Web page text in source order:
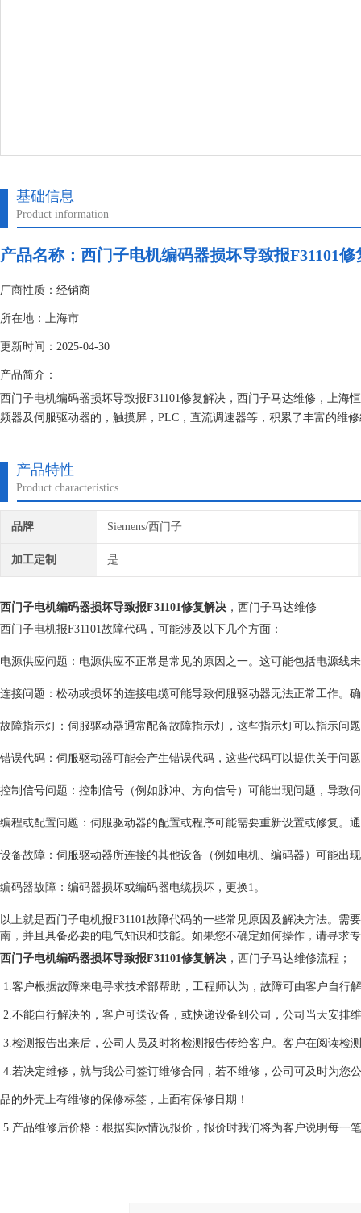
基础信息
Product information
产品名称： 西门子电机编码器损坏导致报F31101修
厂商性质：经销商
所在地：上海市
更新时间：2025-04-30
产品简介：
西门子电机编码器损坏导致报F31101修复解决，西门子马达维修，上
频器及伺服驱动器的，触摸屏，PLC，直流调速器等，积累了丰富的维
产品特性
Product characteristics
品牌 Siemens/西门子
加工定制 是
西门子电机编码器损坏导致报F31101修复解决 ，西门子马达维修
西门子电机报F31101故障代码，可能涉及以下几个方面：
电源供应问题：电源供应不正常是常见的原因之一。这可能包括电源线
连接问题：松动或损坏的连接电缆可能导致伺服驱动器无法正常工作。
故障指示灯：伺服驱动器通常配备故障指示灯，这些指示灯可以指示问
错误代码：伺服驱动器可能会产生错误代码，这些代码可以提供关于问
控制信号问题：控制信号（例如脉冲、方向信号）可能出现问题，导致
编程或配置问题：伺服驱动器的配置或程序可能需要重新设置或修复。
设备故障：伺服驱动器所连接的其他设备（例如电机、编码器）可能出
编码器故障：编码器损坏或编码器电缆损坏，更换1。
以上就是西门子电机报F31101故障代码的一些常见原因及解决方法。
南，并且具备必要的电气知识和技能。如果您不确定如何操作，请寻求
西门子电机编码器损坏导致报F31101修复解决 ，西门子马达维修流程；
1.客户根据故障来电寻求技术部帮助，工程师认为，故障可由客户自行
2.不能自行解决的，客户可送设备，或快递设备到公司，公司当天安排
3.检测报告出来后，公司人员及时将检测报告传给客户。客户在阅读检
4.若决定维修，就与我公司签订维修合同，若不维修，公司可及时为
品的外壳上有维修的保修标签，上面有保修日期！
5.产品维修后价格：根据实际情况报价，报价时我们将为客户说明每一